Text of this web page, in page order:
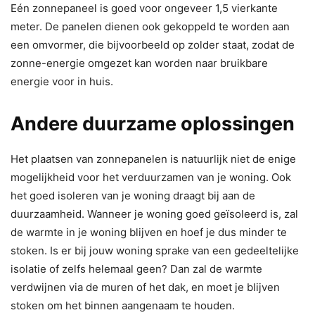
Eén zonnepaneel is goed voor ongeveer 1,5 vierkante
meter. De panelen dienen ook gekoppeld te worden aan
een omvormer, die bijvoorbeeld op zolder staat, zodat de
zonne-energie omgezet kan worden naar bruikbare
energie voor in huis.
Andere duurzame oplossingen
Het plaatsen van zonnepanelen is natuurlijk niet de enige
mogelijkheid voor het verduurzamen van je woning. Ook
het goed isoleren van je woning draagt bij aan de
duurzaamheid. Wanneer je woning goed geïsoleerd is, zal
de warmte in je woning blijven en hoef je dus minder te
stoken. Is er bij jouw woning sprake van een gedeeltelijke
isolatie of zelfs helemaal geen? Dan zal de warmte
verdwijnen via de muren of het dak, en moet je blijven
stoken om het binnen aangenaam te houden.